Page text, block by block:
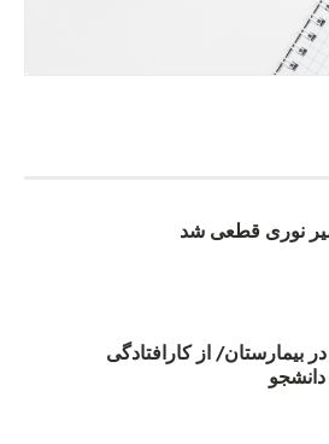
نوری قطعی شد
بیمارستان/ از کارافتادگی